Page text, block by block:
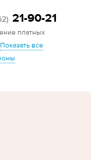
21-90-21
платных
Показать все